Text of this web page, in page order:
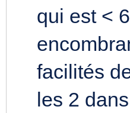
qui est <
facilités
les 2